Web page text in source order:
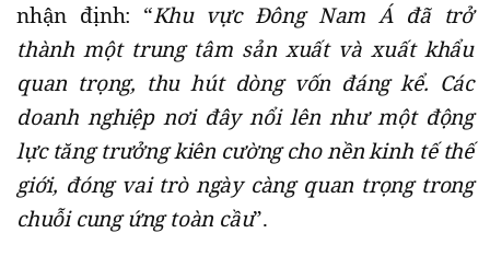
nhận định: “Khu vực Đông Nam Á đã trở
thành một trung tâm sản xuất và xuất khẩu
quan trọng, thu hút dòng vốn đáng kể. Các
doanh nghiệp nơi đây nổi lên như một động
lực tăng trưởng kiên cường cho nền kinh tế thế
giới, đóng vai trò ngày càng quan trọng trong
chuỗi cung ứng toàn cầu”.